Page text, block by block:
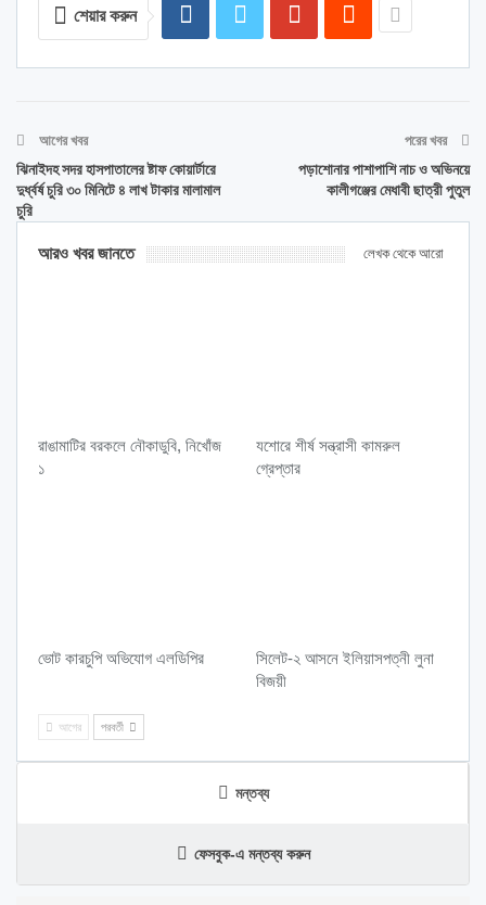
শেয়ার করুন
আগের খবর
ঝিনাইদহ সদর হাসপাতালের ষ্টাফ কোয়ার্টারে
দুর্ধ্বর্ষ চুরি ৩০ মিনিটে ৪ লাখ টাকার মালামাল
চুরি
পরের খবর
পড়াশোনার পাশাপাশি নাচ ও অভিনয়ে
কালীগঞ্জের মেধাবী ছাত্রী পুতুল
আরও খবর জানতে লেখক থেকে আরো
রাঙামাটির বরকলে নৌকাডুবি, নিখোঁজ
১
যশোরে শীর্ষ সন্ত্রাসী কামরুল
গ্রেপ্তার
ভোট কারচুপি অভিযোগ এলডিপির
সিলেট-২ আসনে ইলিয়াসপত্নী লুনা
বিজয়ী
আগের পরবর্তী
মন্তব্য
ফেসবুক-এ মন্তব্য করুন